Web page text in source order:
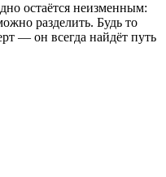
остаётся неизменным:
разделить. Будь то
— он всегда найдёт путь